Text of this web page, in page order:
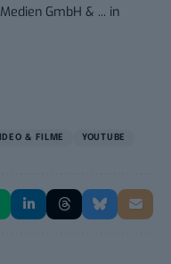
GmbH & ... in
& FILME YOUTUBE